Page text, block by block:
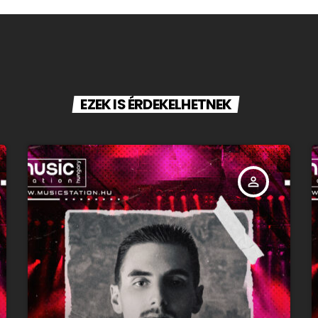
EZEK IS ÉRDEKELHETNEK
person_outline